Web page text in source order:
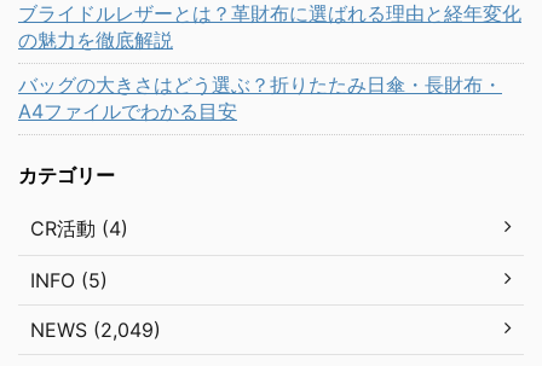
ブライドルレザーとは？革財布に選ばれる理由と経年変化
の魅力を徹底解説
バッグの大きさはどう選ぶ？折りたたみ日傘・長財布・
A4ファイルでわかる目安
カテゴリー
CR活動 (4)
INFO (5)
NEWS (2,049)